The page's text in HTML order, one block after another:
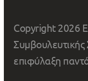
Copyright 2026
Συμβουλευτικής
επιφύλαξη